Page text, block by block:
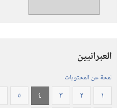
العبرانيين
لمحة عن المحتويات
١ ٢ ٣ ٤ ٥